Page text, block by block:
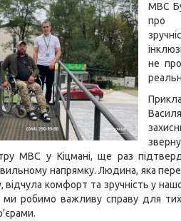
МВС
про
не
МВС у Кіцмані, ще раз
напрямку. Людина, яка
відчула комфорт та зручність у
ми робимо важливу справу для